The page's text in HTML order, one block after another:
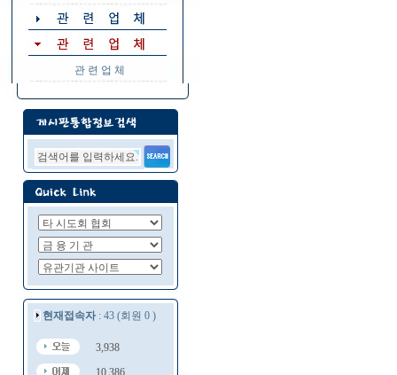
관 련 업 체
현재접속자: 43 (회원 0 )
3,938
10,386